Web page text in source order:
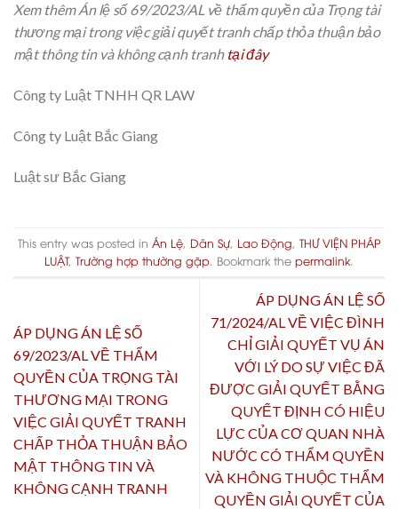
Xem thêm Án lệ số 69/2023/AL về thẩm quyền của Trọng tài
thương mại trong việc giải quyết tranh chấp thỏa thuận bảo
mật thông tin và không cạnh tranh tại đây
Công ty Luật TNHH QR LAW
Công ty Luật Bắc Giang
Luật sư Bắc Giang
This entry was posted in Án Lệ, Dân Sự, Lao Động, THƯ VIỆN PHÁP
LUẬT, Trường hợp thường gặp. Bookmark the permalink.
ÁP DỤNG ÁN LỆ SỐ
69/2023/AL VỀ THẨM
QUYỀN CỦA TRỌNG TÀI
THƯƠNG MẠI TRONG
VIỆC GIẢI QUYẾT TRANH
CHẤP THỎA THUẬN BẢO
MẬT THÔNG TIN VÀ
KHÔNG CẠNH TRANH
ÁP DỤNG ÁN LỆ SỐ
71/2024/AL VỀ VIỆC ĐÌNH
CHỈ GIẢI QUYẾT VỤ ÁN
VỚI LÝ DO SỰ VIỆC ĐÃ
ĐƯỢC GIẢI QUYẾT BẰNG
QUYẾT ĐỊNH CÓ HIỆU
LỰC CỦA CƠ QUAN NHÀ
NƯỚC CÓ THẨM QUYỀN
VÀ KHÔNG THUỘC THẨM
QUYỀN GIẢI QUYẾT CỦA